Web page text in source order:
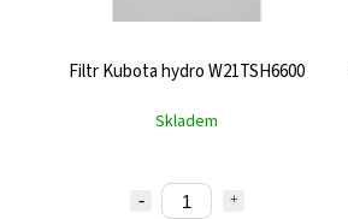
Filtr Kubota hydro W21TSH6600
Skladem